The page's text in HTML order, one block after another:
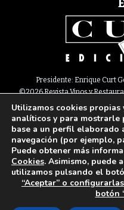
Presidente: Enrique Curt
©2026 Revista Vinos y
Newsletter Nota legal
Paseo de Gracia, 63. 1º 2ª.
Select
Utilizamos cookies
analíticos y para
base a un perfil elaborado
navegación (por ejemplo,
Puede obtener más
Cookies. Asimismo, puede
utilizamos pulsando el
“Aceptar” o
botón